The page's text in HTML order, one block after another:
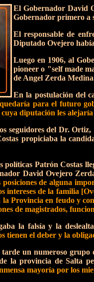
El Gobernador David
Gobernador primero a
El responsable de
Diputado Ovejero
Luego en 1906, al
pioneer o "self made
de Angel Zerda
En la postulación del
para el futuro
diputación les
seguidores del Dr. Ortiz,
propiciaba la
políticas Patrón Costas
David Ovejero
posiciones de alguna
intereses de la familia
Provincia en feudo y
de magistrados,
la falsía y la
tienen el deber y la
tarde un numeroso grupo
la provincia de Salta
mayoría por los